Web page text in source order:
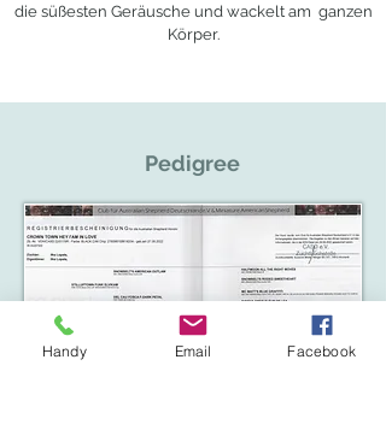
die süßesten Geräusche und wackelt am ganzen
Körper.
Pedigree
Handy Email Facebook